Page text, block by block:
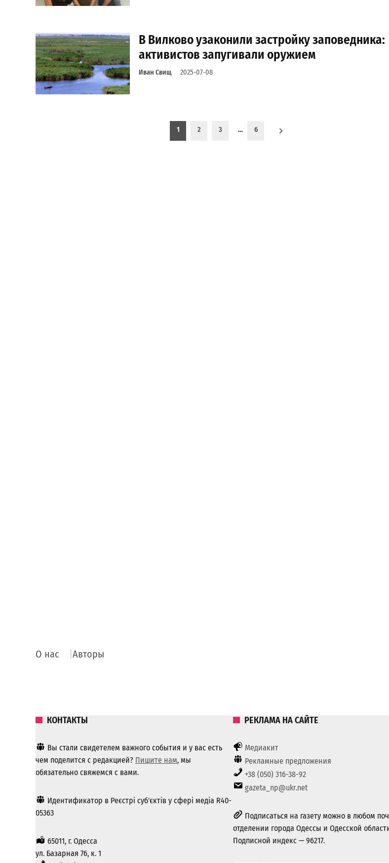
В Вилково узаконили застройку заповедника:
активистов запугивали оружием
Иван Свищ 2025-07-08
1 2 3 … 6
О нас Авторы
КОНТАКТЫ
Вы стали свидетелем важного события и у вас есть
чем поделится с редакцией? Пишите нам, мы
обязательно свяжемся с вами.
Идентификатор в Реєстрі суб'єктів у сфері медіа R40-
05363
65011, г. Одесса
ул. Базарная 76, к. 1
РЕКЛАМА НА САЙТЕ
Медиакит
Рекламные предложения
+38 (050) 316-38-92
gazeta_np@ukr.net
Подписаться на газету можно в любом
отделении города Одессы и Одесской
Подписной индекс — 96217.